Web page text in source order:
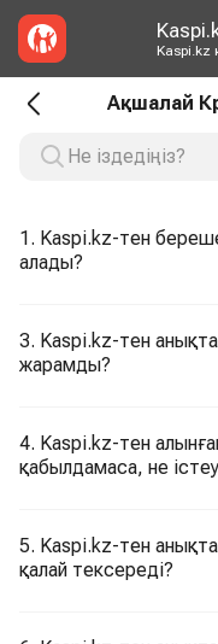
Ақшалай
1. Kaspi.kz-тен
алады?
3. Kaspi.kz-тен
жарамды?
4. Kaspi.kz-тен
қабылдамаса, не
5. Kaspi.kz-тен
қалай тексереді?